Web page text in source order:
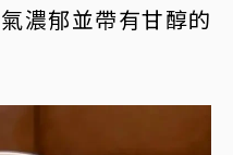
濃郁並帶有甘醇的